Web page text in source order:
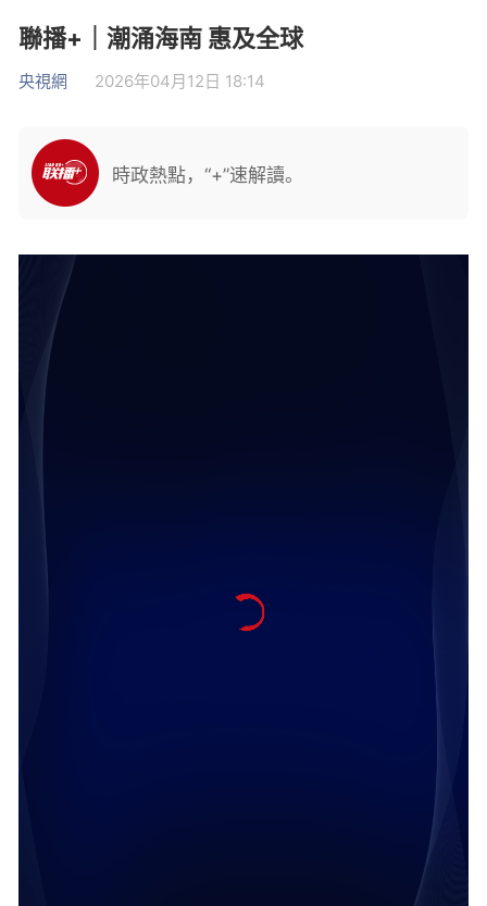
聯播+｜潮涌海南 惠及全球
央視網 2026年04月12日 18:14
時政熱點，“+”速解讀。